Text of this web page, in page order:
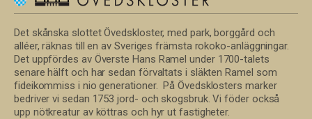
Det skånska slottet Övedskloster, med park, borggård och
alléer, räknas till en av Sveriges främsta rokoko-anläggningar.
Det uppfördes av Överste Hans Ramel under 1700-talets
senare hälft och har sedan förvaltats i släkten Ramel som
fideikommiss i nio generationer. På Övedsklosters marker
bedriver vi sedan 1753 jord- och skogsbruk. Vi föder också
upp nötkreatur av köttras och hyr ut fastigheter.